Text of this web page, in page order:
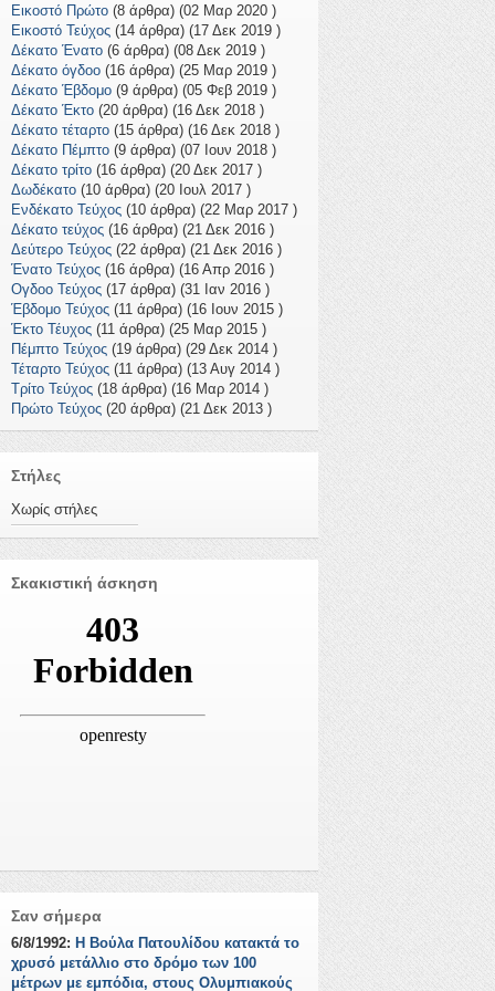
Εικοστό Πρώτο (8 άρθρα) (02 Μαρ 2020 )
Εικοστό Τεύχος (14 άρθρα) (17 Δεκ 2019 )
Δέκατο Ένατο (6 άρθρα) (08 Δεκ 2019 )
Δέκατο όγδοο (16 άρθρα) (25 Μαρ 2019 )
Δέκατο Έβδομο (9 άρθρα) (05 Φεβ 2019 )
Δέκατο Έκτο (20 άρθρα) (16 Δεκ 2018 )
Δέκατο τέταρτο (15 άρθρα) (16 Δεκ 2018 )
Δέκατο Πέμπτο (9 άρθρα) (07 Ιουν 2018 )
Δέκατο τρίτο (16 άρθρα) (20 Δεκ 2017 )
Δωδέκατο (10 άρθρα) (20 Ιουλ 2017 )
Ενδέκατο Τεύχος (10 άρθρα) (22 Μαρ 2017 )
Δέκατο τεύχος (16 άρθρα) (21 Δεκ 2016 )
Δεύτερο Τεύχος (22 άρθρα) (21 Δεκ 2016 )
Ένατο Τεύχος (16 άρθρα) (16 Απρ 2016 )
Ογδοο Τεύχος (17 άρθρα) (31 Ιαν 2016 )
Έβδομο Τεύχος (11 άρθρα) (16 Ιουν 2015 )
Έκτο Τέυχος (11 άρθρα) (25 Μαρ 2015 )
Πέμπτο Τεύχος (19 άρθρα) (29 Δεκ 2014 )
Τέταρτο Τεύχος (11 άρθρα) (13 Αυγ 2014 )
Τρίτο Τεύχος (18 άρθρα) (16 Μαρ 2014 )
Πρώτο Τεύχος (20 άρθρα) (21 Δεκ 2013 )
Στήλες
Χωρίς στήλες
Σκακιστική άσκηση
Σαν σήμερα
6/8/1992: Η Βούλα Πατουλίδου κατακτά το
χρυσό μετάλλιο στο δρόμο των 100
μέτρων με εμπόδια, στους Ολυμπιακούς